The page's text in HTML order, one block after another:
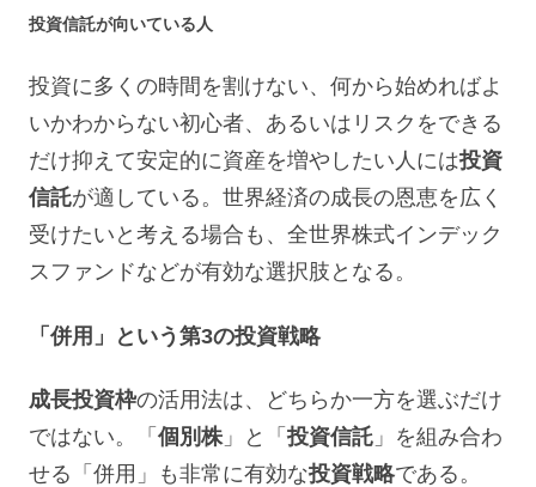
投資信託が向いている人
投資に多くの時間を割けない、何から始めればよ
いかわからない初心者、あるいはリスクをできる
だけ抑えて安定的に資産を増やしたい人には投資
信託が適している。世界経済の成長の恩恵を広く
受けたいと考える場合も、全世界株式インデック
スファンドなどが有効な選択肢となる。
「併用」という第3の投資戦略
成長投資枠の活用法は、どちらか一方を選ぶだけ
ではない。「 個別株 」と「 投資信託 」を組み合わ
せる「併用」も非常に有効な投資戦略である。